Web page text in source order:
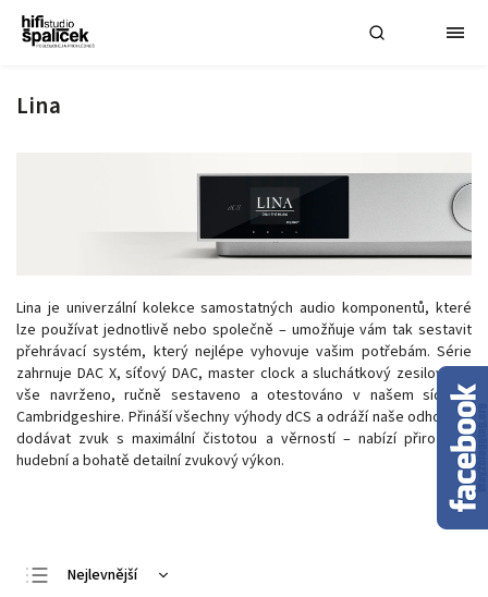
Lina
Lina je univerzální kolekce samostatných audio komponentů, které
lze používat jednotlivě nebo společně – umožňuje vám tak sestavit
přehrávací systém, který nejlépe vyhovuje vašim potřebám. Série
zahrnuje DAC X, síťový DAC, master clock a sluchátkový zesilovač –
vše navrženo, ručně sestaveno a otestováno v našem sídle v
Cambridgeshire. Přináší všechny výhody dCS a odráží naše odhodlání
dodávat zvuk s maximální čistotou a věrností – nabízí přirozený,
hudební a bohatě detailní zvukový výkon.
Nejlevnější